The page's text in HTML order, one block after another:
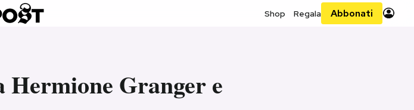
Shop Regala Abbonati
Granger e